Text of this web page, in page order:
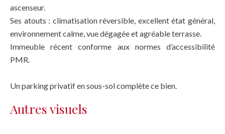
ascenseur.
Ses atouts : climatisation réversible, excellent état général,
environnement calme, vue dégagée et agréable terrasse.
Immeuble récent conforme aux normes d’accessibilité
PMR.
Un parking privatif en sous-sol complète ce bien.
Autres visuels